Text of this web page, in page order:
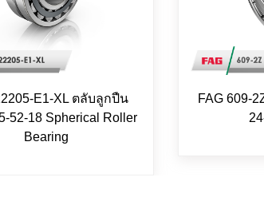
E1-XL ตลับลูกปืน
52-18 Spherical Roller
Bearing
FAG 609-